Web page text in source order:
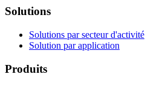
Solutions
Solutions par secteur d'activité
Solution par application
Produits